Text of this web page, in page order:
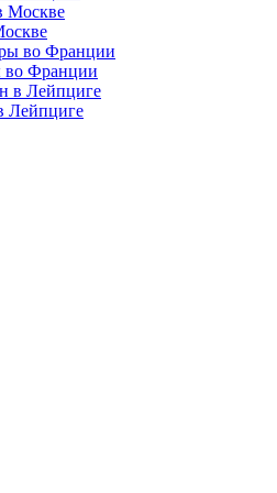
во Франции
Лейпциге